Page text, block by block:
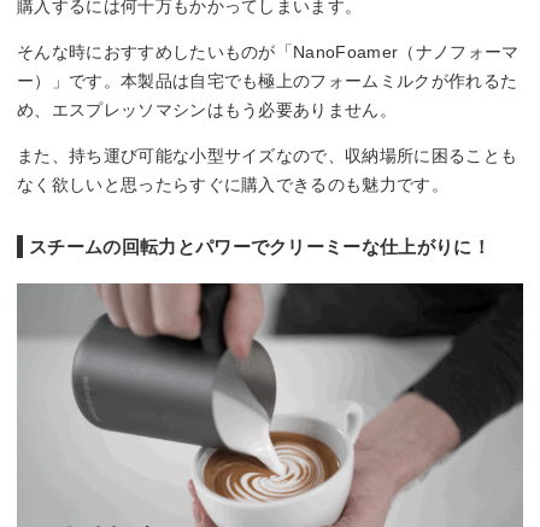
購入するには何十万もかかってしまいます。
そんな時におすすめしたいものが「NanoFoamer（ナノフォーマ
ー）」です。本製品は自宅でも極上のフォームミルクが作れるた
め、エスプレッソマシンはもう必要ありません。
また、持ち運び可能な小型サイズなので、収納場所に困ることも
なく欲しいと思ったらすぐに購入できるのも魅力です。
スチームの回転力とパワーでクリーミーな仕上がりに！